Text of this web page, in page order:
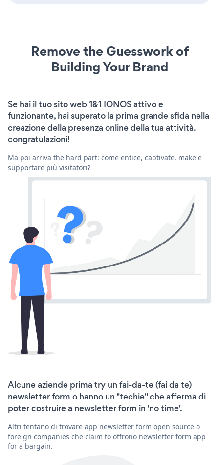
Remove the Guesswork of
Building Your Brand
Se hai il tuo sito web 1&1 IONOS attivo e
funzionante, hai superato la prima grande sfida nella
creazione della presenza online della tua attività.
congratulazioni!
Ma poi arriva the hard part: come entice, captivate, make e
supportare più visitatori?
Alcune aziende prima try un fai-da-te (fai da te)
newsletter form o hanno un "techie" che afferma di
poter costruire a newsletter form in 'no time'.
Altri tentano di trovare app newsletter form open source o
foreign companies che claim to offrono newsletter form app
for a bargain.